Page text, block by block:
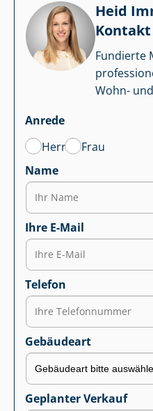
Heid
Kontakt
Fundierte
Wohn-
Anrede
Herr
Frau
Name
Ihre E-Mail
Telefon
Gebäudeart
Geplanter Verkauf